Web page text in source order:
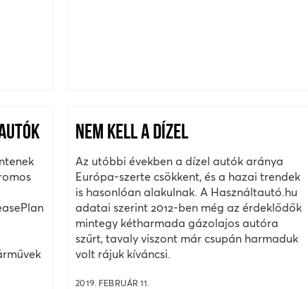
NEM KELL A DÍZEL
Az utóbbi években a dízel autók aránya
Európa-szerte csökkent, és a hazai trendek
is hasonlóan alakulnak. A Használtautó.hu
adatai szerint 2012-ben még az érdeklődők
mintegy kétharmada gázolajos autóra
szűrt, tavaly viszont már csupán harmaduk
volt rájuk kíváncsi.
2019. FEBRUÁR 11.